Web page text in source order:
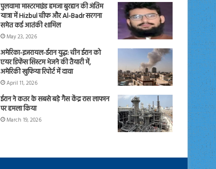
पुलवामा मास्टरमाइंड हमजा बुरहान की अंतिम
यात्रा में Hizbul चीफ और Al-Badr सरगना
समेत कई आतंकी शामिल
May 23, 2026
अमेरिका-इजरायल-ईरान युद्ध: चीन ईरान को
एयर डिफेंस सिस्टम भेजने की तैयारी में,
अमेरिकी खुफिया रिपोर्ट में दावा
April 11, 2026
ईरान ने कतर के सबसे बड़े गैस केंद्र रास लाफान
पर हमला किया
March 19, 2026